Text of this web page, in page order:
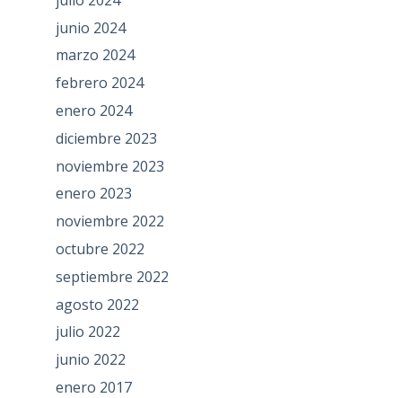
junio 2024
marzo 2024
febrero 2024
enero 2024
diciembre 2023
noviembre 2023
enero 2023
noviembre 2022
octubre 2022
septiembre 2022
agosto 2022
julio 2022
junio 2022
enero 2017